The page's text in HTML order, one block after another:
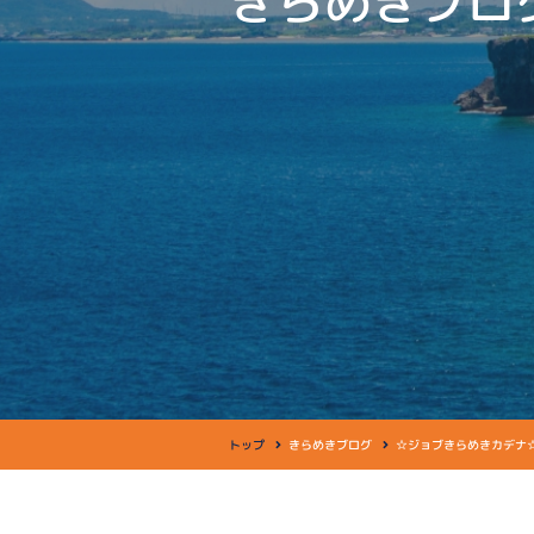
トップ きらめきブログ ☆ジョブきらめきカデナ